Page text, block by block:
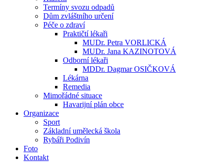
Termíny svozu odpadů
Dům zvláštního určení
Péče o zdraví
Praktičtí lékaři
MUDr. Petra VORLICKÁ
MUDr. Jana KAZINOTOVÁ
Odborní lékaři
MDDr. Dagmar OSIČKOVÁ
Lékárna
Remedia
Mimořádné situace
Havarijní plán obce
Organizace
Sport
Základní umělecká škola
Rybáři Podivín
Foto
Kontakt